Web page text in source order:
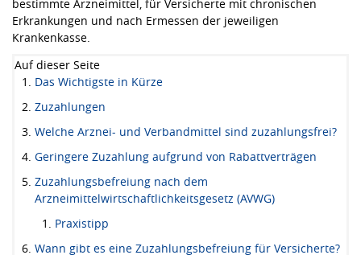
bestimmte Arzneimittel, für Versicherte mit chronischen
Erkrankungen und nach Ermessen der jeweiligen
Krankenkasse.
Auf dieser Seite
Das Wichtigste in Kürze
Zuzahlungen
Welche Arznei- und Verbandmittel sind zuzahlungsfrei?
Geringere Zuzahlung aufgrund von Rabattverträgen
Zuzahlungsbefreiung nach dem
Arzneimittelwirtschaftlichkeitsgesetz (AVWG)
Praxistipp
Wann gibt es eine Zuzahlungsbefreiung für Versicherte?